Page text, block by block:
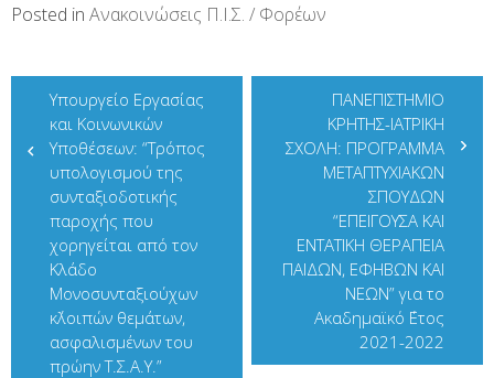
Posted in Ανακοινώσεις Π.Ι.Σ. / Φορέων
Πλοήγηση
άρθρων
Υπουργείο Εργασίας
και Κοινωνικών
Υποθέσεων: “Τρόπος
υπολογισμού της
συνταξιοδοτικής
παροχής που
χορηγείται από τον
Κλάδο
Μονοσυνταξιούχων
κ΄λοιπών θεμάτων,
ασφαλισμένων του
πρώην Τ.Σ.Α.Υ.”
ΠΑΝΕΠΙΣΤΗΜΙΟ
ΚΡΗΤΗΣ-ΙΑΤΡΙΚΗ
ΣΧΟΛΗ: ΠΡΟΓΡΑΜΜΑ
ΜΕΤΑΠΤΥΧΙΑΚΩΝ
ΣΠΟΥΔΩΝ
“ΕΠΕΙΓΟΥΣΑ ΚΑΙ
ΕΝΤΑΤΙΚΗ ΘΕΡΑΠΕΙΑ
ΠΑΙΔΩΝ, ΕΦΗΒΩΝ ΚΑΙ
ΝΕΩΝ” για το
Ακαδημαϊκό ΄Ετος
2021-2022